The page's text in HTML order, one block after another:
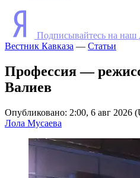
Подписывайтесь на наш
Вестник Кавказа — Статьи
Профессия —
Валиев
Опубликовано: 2:00, 6 авг 2026
Лола Мусаева